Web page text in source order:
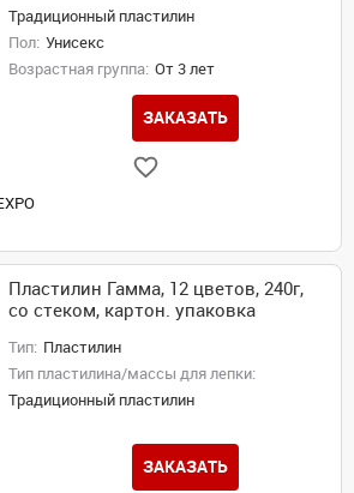
Традиционный пластилин
Пол: Унисекс
Возрастная группа: От 3 лет
ЗАКАЗАТЬ
Пластилин Гамма, 12 цветов, 240г,
со стеком, картон. упаковка
Тип: Пластилин
Тип пластилина/массы для лепки:
Традиционный пластилин
ЗАКАЗАТЬ